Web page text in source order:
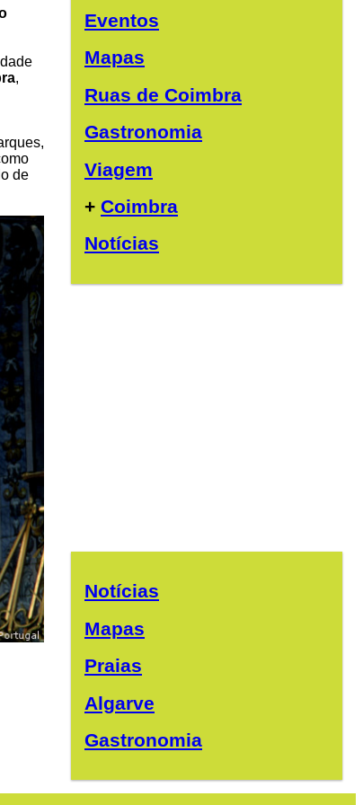
,
de
Eventos
Mapas
Ruas de Coimbra
Gastronomia
Viagem
+ Coimbra
Notícias
Notícias
Mapas
Praias
Algarve
Gastronomia